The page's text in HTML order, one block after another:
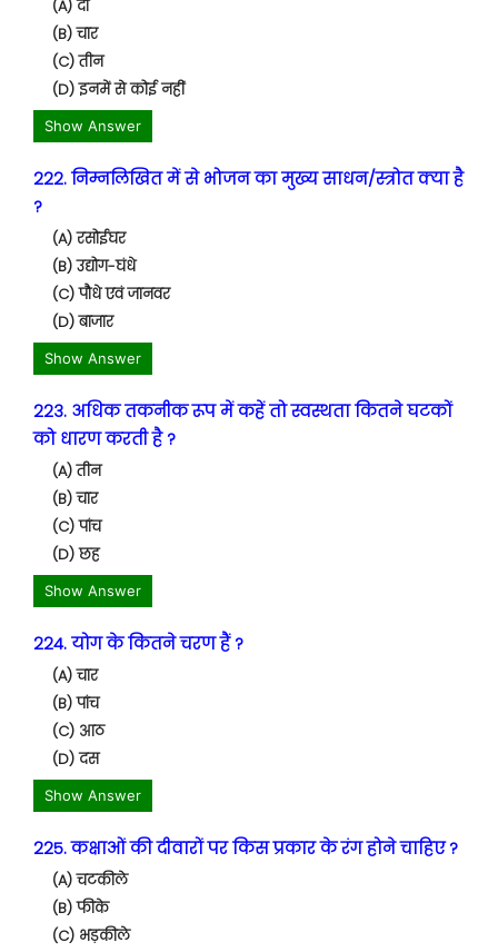
(A) दो
(B) चार
(C) तीन
(D) इनमें से कोई नहीं
Show Answer
222. निम्नलिखित में से भोजन का मुख्य साधन/स्त्रोत क्या है
?
(A) रसोईघर
(B) उद्योग-घंधे
(C) पौधे एवं जानवर
(D) बाजार
Show Answer
223. अधिक तकनीक रूप में कहें तो स्वस्थता कितने घटकों
को धारण करती है ?
(A) तीन
(B) चार
(C) पांच
(D) छह
Show Answer
224. योग के कितने चरण हैं ?
(A) चार
(B) पांच
(C) आठ
(D) दस
Show Answer
225. कक्षाओं की दीवारों पर किस प्रकार के रंग होने चाहिए ?
(A) चटकीले
(B) फीके
(C) भड़कीले